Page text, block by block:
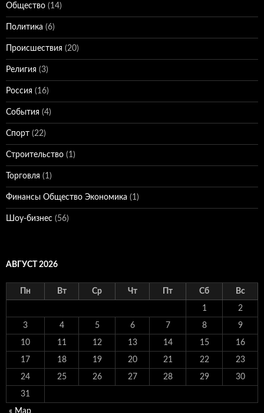
Общество (14)
Политика (6)
Происшествия (20)
Религия (3)
Россия (16)
События (4)
Спорт (22)
Строительство (1)
Торговля (1)
Финансы Общество Экономика (1)
Шоу-бизнес (56)
АВГУСТ 2026
Пн Вт Ср Чт Пт Сб Вс
1 2
3 4 5 6 7 8 9
10 11 12 13 14 15 16
17 18 19 20 21 22 23
24 25 26 27 28 29 30
31
« Мар